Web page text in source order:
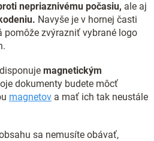
nepriaznivému počasiu, ale aj
Navyše je v hornej časti
pomôže zvýrazniť vybrané logo
disponuje magnetickým
dokumenty budete môcť
magnetov a mať ich tak neustále
sa nemusíte obávať,